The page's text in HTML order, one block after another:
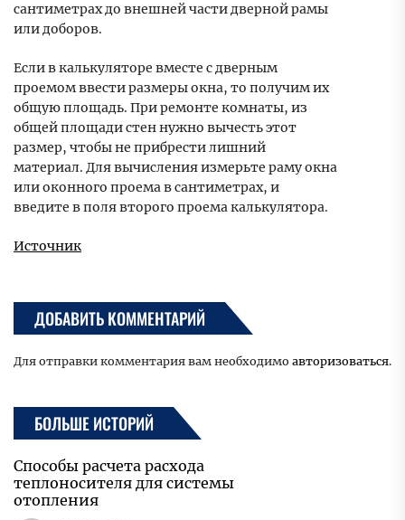
сантиметрах до внешней части дверной рамы
или доборов.
Если в калькуляторе вместе с дверным
проемом ввести размеры окна, то получим их
общую площадь. При ремонте комнаты, из
общей площади стен нужно вычесть этот
размер, чтобы не прибрести лишний
материал. Для вычисления измерьте раму окна
или оконного проема в сантиметрах, и
введите в поля второго проема калькулятора.
Источник
ДОБАВИТЬ КОММЕНТАРИЙ
Для отправки комментария вам необходимо авторизоваться.
БОЛЬШЕ ИСТОРИЙ
Способы расчета расхода
теплоносителя для системы
отопления